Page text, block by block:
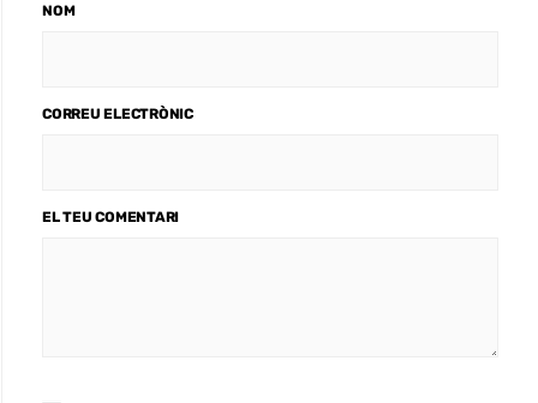
NOM
CORREU ELECTRÒNIC
EL TEU COMENTARI